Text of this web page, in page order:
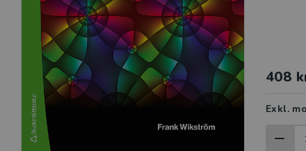
408
Exkl.